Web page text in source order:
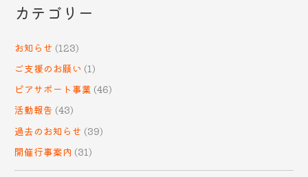
カテゴリー
お知らせ (123)
ご支援のお願い (1)
ピアサポート事業 (46)
活動報告 (43)
過去のお知らせ (39)
開催行事案内 (31)